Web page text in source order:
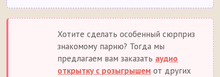
Хотите сделать особенный сюрприз
знакомому парню? Тогда мы
предлагаем вам заказать аудио
открытку с розыгрышем от других